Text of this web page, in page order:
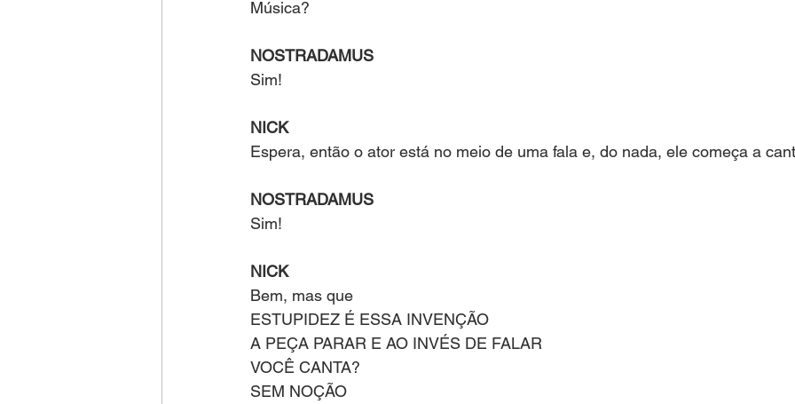
Música?
NOSTRADAMUS
Sim!
NICK
Espera, então o ator está no meio de uma fala e, do nada, ele começa a
NOSTRADAMUS
Sim!
NICK
Bem, mas que
ESTUPIDEZ É ESSA INVENÇÃO
A PEÇA PARAR E AO INVÉS DE FALAR
VOCÊ CANTA?
SEM NOÇÃO